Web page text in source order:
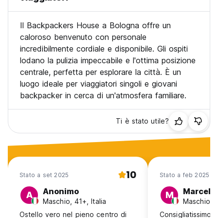
Tariffa standard. Politica di cancellazione: 72 giorni prima
dell'arrivo.
***Verificare l'orario di arrivo***
Check-in dalle 13:00 alle 19:30. NON DOPO LE 19:30.
Check-out dalle 12:00 alle 12:00. Imposta di bollo di €2
(applicata per fatture superiori a €77): da pagare in
contanti all'arrivo.
€4 a persona a notte fino a €30,99
€5,80 a persona a notte da €40 a €70,99
€6,50 a persona a notte da €71 a €120,99
€7 a persona a notte da €121
Ma solo per i primi 5 giorni.
Generale: VIETATO IL PARCHEGGIO DELLE BICICLETTE
Nessun coprifuoco.
Vietato fumare.
Animali non ammessi.
Il Backpackers House a Bologna offre un
caloroso benvenuto con personale
incredibilmente cordiale e disponibile. Gli ospiti
lodano la pulizia impeccabile e l'ottima posizione
centrale, perfetta per esplorare la città. È un
luogo ideale per viaggiatori singoli e giovani
backpacker in cerca di un'atmosfera familiare.
Ti è stato utile?
Stato a set 2025 10
A Anonimo
Maschio, 41+, Italia
Ostello vero nel pieno centro di
Stato a feb 2025
M Marcelo
Maschio,
Consigliatissimo,